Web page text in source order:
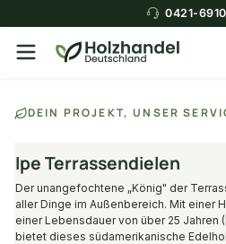
0421-
DEIN PROJEKT, UNSER
Ipe Terrassendielen
Der unangefochtene „König" der
aller Dinge im Außenbereich. Mit einer
einer Lebensdauer von über 25 Jahren
bietet dieses südamerikanische